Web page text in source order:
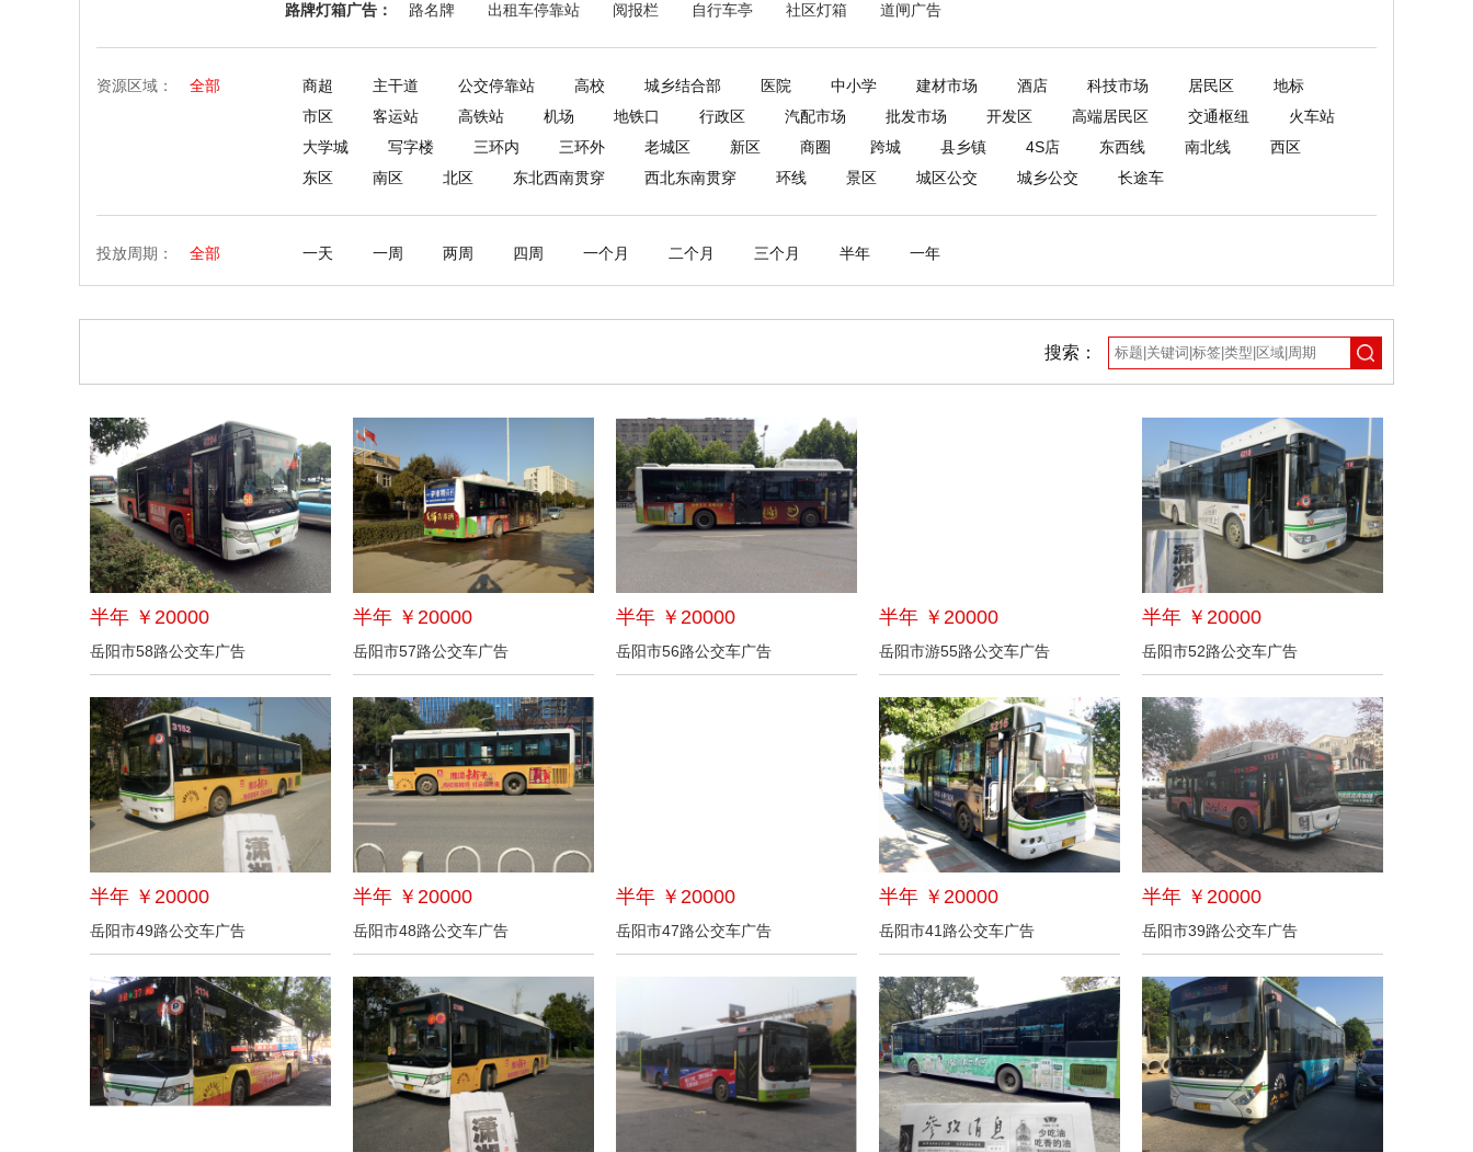
路牌灯箱广告：
路名牌 出租车停靠站 阅报栏 自行车亭 社区灯箱 道闸广告
资源区域： 全部 商超 主干道 公交停靠站 高校 城乡结合部 医院 中小学 建材市场 酒店 科技市场 居民区
地标
市区
客运站 高铁站 机场 地铁口 行政区 汽配市场 批发市场 开发区 高端居民区 交通枢纽
火车站
大学城
写字楼 三环内 三环外 老城区 新区 商圈 跨城 县乡镇 4S店 东西线 南北线
西区
东区
南区 北区 东北西南贯穿 西北东南贯穿 环线 景区 城区公交 城乡公交 长途车
投放周期： 全部 一天 一周 两周 四周 一个月 二个月 三个月 半年 一年
搜索：
半年 ￥20000
岳阳市58路公交车广告
半年 ￥20000
岳阳市57路公交车广告
半年 ￥20000
岳阳市56路公交车广告
半年 ￥20000
岳阳市游55路公交车广告
半年 ￥20000
岳阳市52路公交车广告
半年 ￥20000
岳阳市49路公交车广告
半年 ￥20000
岳阳市48路公交车广告
半年 ￥20000
岳阳市47路公交车广告
半年 ￥20000
岳阳市41路公交车广告
半年 ￥20000
岳阳市39路公交车广告